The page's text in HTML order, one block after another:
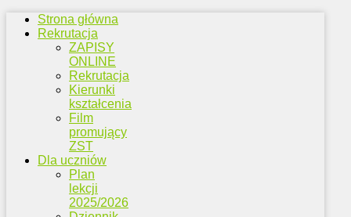
Strona główna
Rekrutacja
ZAPISY
ONLINE
Rekrutacja
Kierunki
kształcenia
Film
promujący
ZST
Dla uczniów
Plan
lekcji
2025/2026